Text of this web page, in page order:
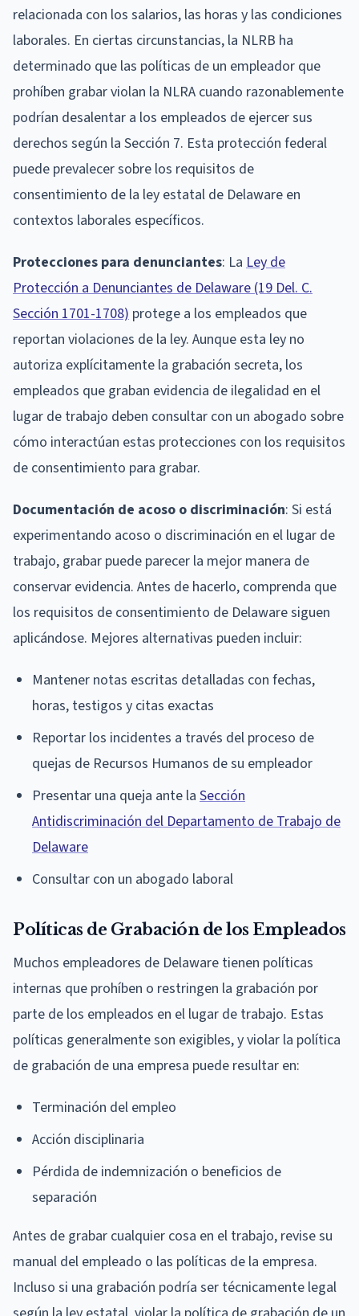
relacionada con los salarios, las horas y las condiciones
laborales. En ciertas circunstancias, la NLRB ha
determinado que las políticas de un empleador que
prohíben grabar violan la NLRA cuando razonablemente
podrían desalentar a los empleados de ejercer sus
derechos según la Sección 7. Esta protección federal
puede prevalecer sobre los requisitos de
consentimiento de la ley estatal de Delaware en
contextos laborales específicos.
Protecciones para denunciantes: La Ley de
Protección a Denunciantes de Delaware (19 Del. C.
Sección 1701-1708) protege a los empleados que
reportan violaciones de la ley. Aunque esta ley no
autoriza explícitamente la grabación secreta, los
empleados que graban evidencia de ilegalidad en el
lugar de trabajo deben consultar con un abogado sobre
cómo interactúan estas protecciones con los requisitos
de consentimiento para grabar.
Documentación de acoso o discriminación: Si está
experimentando acoso o discriminación en el lugar de
trabajo, grabar puede parecer la mejor manera de
conservar evidencia. Antes de hacerlo, comprenda que
los requisitos de consentimiento de Delaware siguen
aplicándose. Mejores alternativas pueden incluir:
Mantener notas escritas detalladas con fechas,
horas, testigos y citas exactas
Reportar los incidentes a través del proceso de
quejas de Recursos Humanos de su empleador
Presentar una queja ante la Sección
Antidiscriminación del Departamento de Trabajo de
Delaware
Consultar con un abogado laboral
Políticas de Grabación de los Empleados
Muchos empleadores de Delaware tienen políticas
internas que prohíben o restringen la grabación por
parte de los empleados en el lugar de trabajo. Estas
políticas generalmente son exigibles, y violar la política
de grabación de una empresa puede resultar en:
Terminación del empleo
Acción disciplinaria
Pérdida de indemnización o beneficios de
separación
Antes de grabar cualquier cosa en el trabajo, revise su
manual del empleado o las políticas de la empresa.
Incluso si una grabación podría ser técnicamente legal